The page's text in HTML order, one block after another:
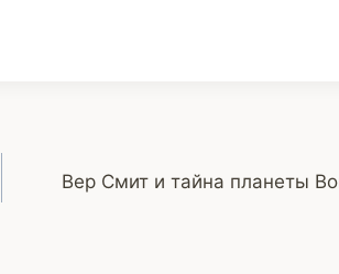
Вер Смит и тайна планеты